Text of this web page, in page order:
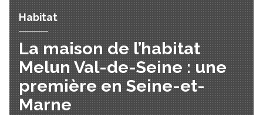
Habitat
La maison de l’habitat
Melun Val-de-Seine : une
première en Seine-et-
Marne